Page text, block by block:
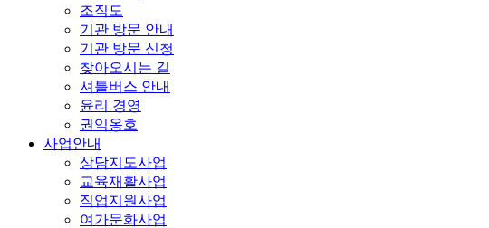
조직도
기관 방문 안내
기관 방문 신청
찾아오시는 길
셔틀버스 안내
윤리 경영
권익옹호
사업안내
상담지도사업
교육재활사업
직업지원사업
여가문화사업